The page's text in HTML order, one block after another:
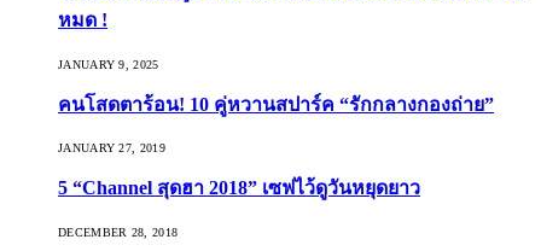
หมด !
JANUARY 9, 2025
คนโสดตาร้อน! 10 คู่หวานสปาร์ค “รักกลางกองถ่าย”
JANUARY 27, 2019
5 “Channel สุดฮา 2018” เซฟไว้ดูวันหยุดยาว
DECEMBER 28, 2018